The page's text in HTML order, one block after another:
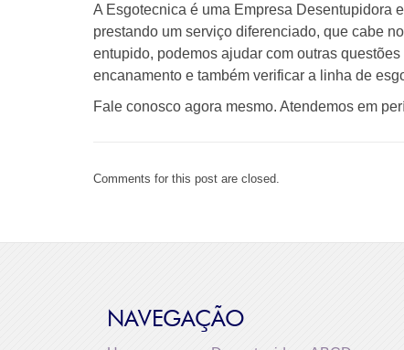
A Esgotecnica é uma Empresa Desentupidora
prestando um serviço diferenciado, que cabe
entupido, podemos ajudar com outras
encanamento e também verificar a linha de
Fale conosco agora mesmo. Atendemos em
Comments for this post are closed.
NAVEGAÇÃO